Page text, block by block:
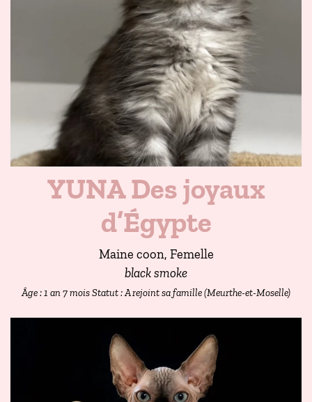
YUNA Des joyaux
d’Égypte
Maine coon, Femelle
black smoke
Âge : 1 an 7 moisStatut : A rejoint sa famille (Meurthe-et-Moselle)